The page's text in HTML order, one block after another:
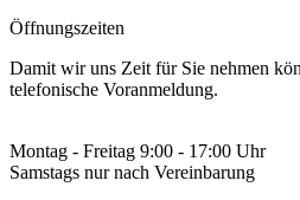
Öffnungszeiten
Damit wir uns Zeit für Sie nehmen
telefonische Voranmeldung.
Montag - Freitag 9:00 - 17:00 Uhr
Samstags nur nach Vereinbarung